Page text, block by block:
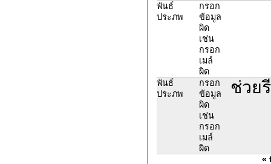
พันธ์
ประภพ
กรอก
ข้อมูล
ผิด
เช่น
กรอก
เมล์
ผิด
พันธ์
ประภพ
กรอก
ข้อมูล
ผิด
เช่น
กรอก
เมล์
ผิด
ช่วย
«